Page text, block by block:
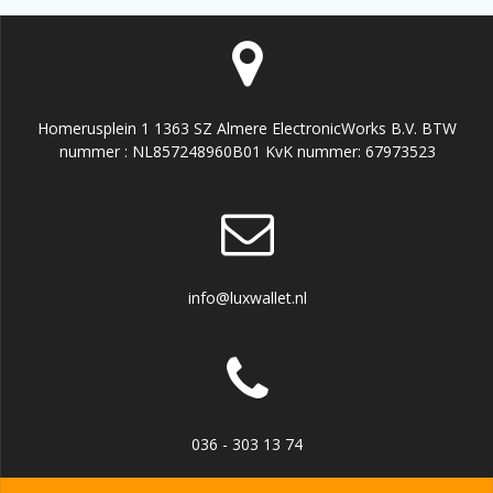
Homerusplein 1 1363 SZ Almere ElectronicWorks B.V. BTW
nummer : NL857248960B01 KvK nummer: 67973523
info@luxwallet.nl
036 - 303 13 74